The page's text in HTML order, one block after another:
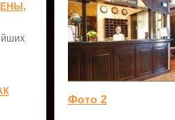
Фото 2